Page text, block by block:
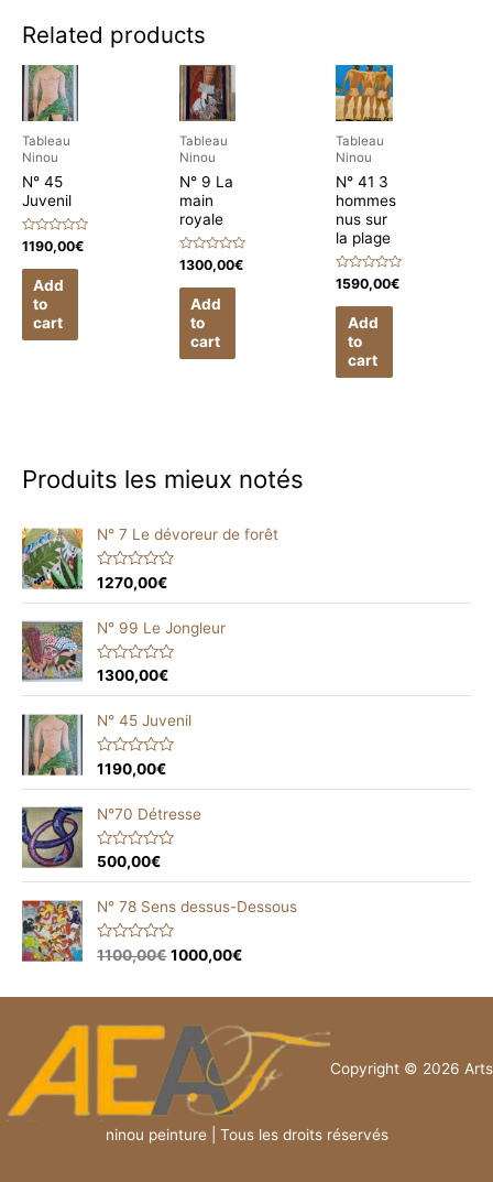
Related products
Tableau
Ninou
N° 45
Juvenil
Rated
0
out
1190,00€
Add
to
cart
Tableau
Ninou
N° 9 La
main
royale
Rated
0
out
1300,00€
Add
to
cart
Tableau
Ninou
N° 41 3
hommes
nus sur
la plage
Rated
0
out
1590,00€
Add
to
cart
Produits les mieux notés
N° 7 Le dévoreur de forêt
R
t
e
d
0
u
t
f
5
1270,00€
N° 99 Le Jongleur
R
e
d
0
u
t
f
5
1300,00€
N° 45 Juvenil
R
t
e
d
0
u
t
f
5
1190,00€
N°70 Détresse
R
e
d
0
u
500,00€
N° 78 Sens dessus-Dessous
R
e
0
5
1100,00€ 1000,00€
Copyright © 2026 Arts
ninou peinture | Tous les droits réservés